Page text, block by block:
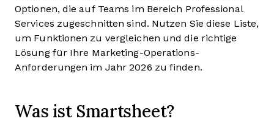
Optionen, die auf Teams im Bereich Professional
Services zugeschnitten sind. Nutzen Sie diese Liste,
um Funktionen zu vergleichen und die richtige
Lösung für Ihre Marketing-Operations-
Anforderungen im Jahr 2026 zu finden.
Was ist Smartsheet?